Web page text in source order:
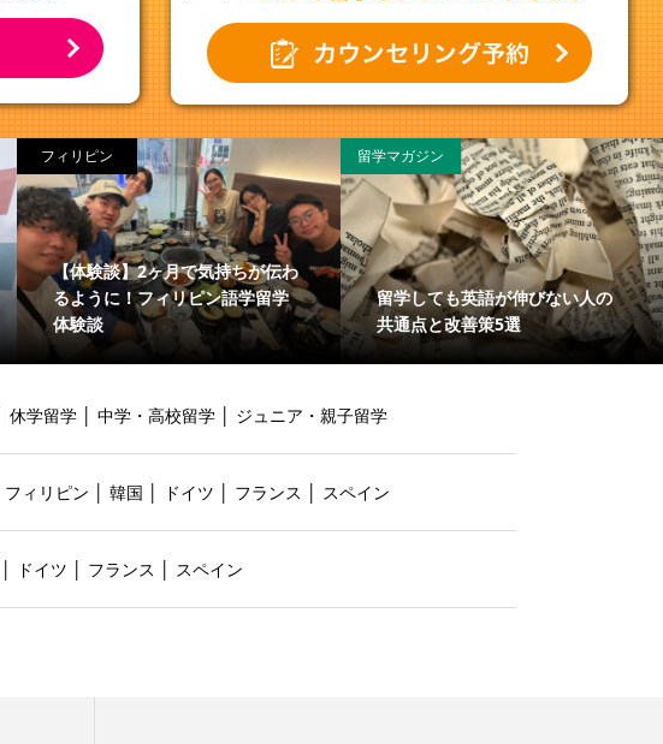
フィリピン
【体験談】2ヶ月で気持ちが伝わ
るように！フィリピン語学留学
体験談
留学マガジン
留学しても英語が伸びない人の
共通点と改善策5選
休学留学 中学・高校留学 ジュニア・親子留学
フィリピン 韓国 ドイツ フランス スペイン
ドイツ フランス スペイン